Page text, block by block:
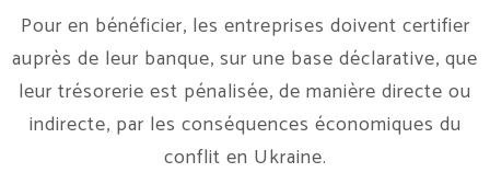
Pour en bénéficier, les entreprises doivent certifier
auprès de leur banque, sur une base déclarative, que
leur trésorerie est pénalisée, de manière directe ou
indirecte, par les conséquences économiques du
conflit en Ukraine.